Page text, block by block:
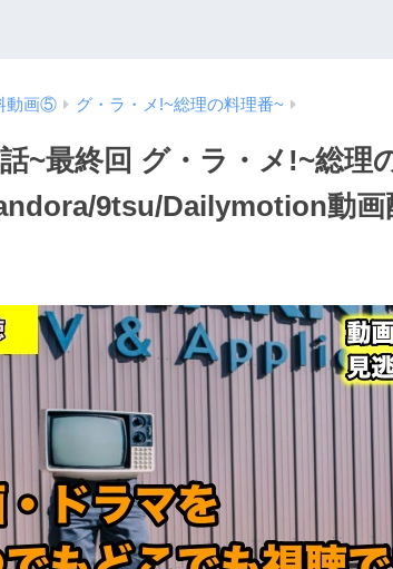
動画⑤ グ・ラ・メ!~総理の料理番~
話~最終回 グ・ラ・メ!~総理
9tsu/Dailymotion動画